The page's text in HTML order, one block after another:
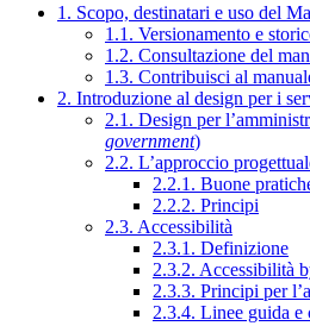
1. Scopo, destinatari e uso del
1.1. Versionamento e
1.2. Consultazione del
1.3. Contribuisci al
2. Introduzione al design per i
2.1. Design per
government)
2.2. L’approccio
2.2.1. Buone
2.2.2. Principi
2.3. Accessibilità
2.3.1. Definizione
2.3.2. Accessibilità
2.3.3. Principi per
2.3.4. Linee guida e